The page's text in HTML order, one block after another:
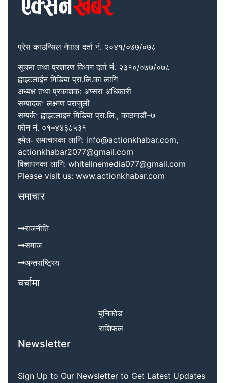
प्रेस काउन्सिल नेपाल दर्ता नं. २०४१/०७७/०७८
सूचना तथा प्रशारण विभाग दर्ता नं. २३१०/०७७/०७८
ह्वाइटलाईन मिडिया प्रा.लि.का लागि
अध्यक्ष तथा प्रकाशकः अप्सरा अधिकारी
सम्पादकः लक्ष्मण पराजुली
सम्पर्कः ह्वाइटलाइन मिडिया प्रा.लि., काठमाडौं–७
फोन नं. ०१–४४३८५३१
इमेलः समाचारका लागि: info@actionkhabar.com,
actionkhabar2077@gmail.com
विज्ञापनका लागि: whitelinemedia077@gmail.com
Please visit us: www.actionkhabar.com
समाचार
राजनीति
समाज
अन्तराष्ट्रिय
चर्चामा
युनिकाेड
राशिफल
Newsletter
Sign Up to Our Newsletter to Get Latest Updates